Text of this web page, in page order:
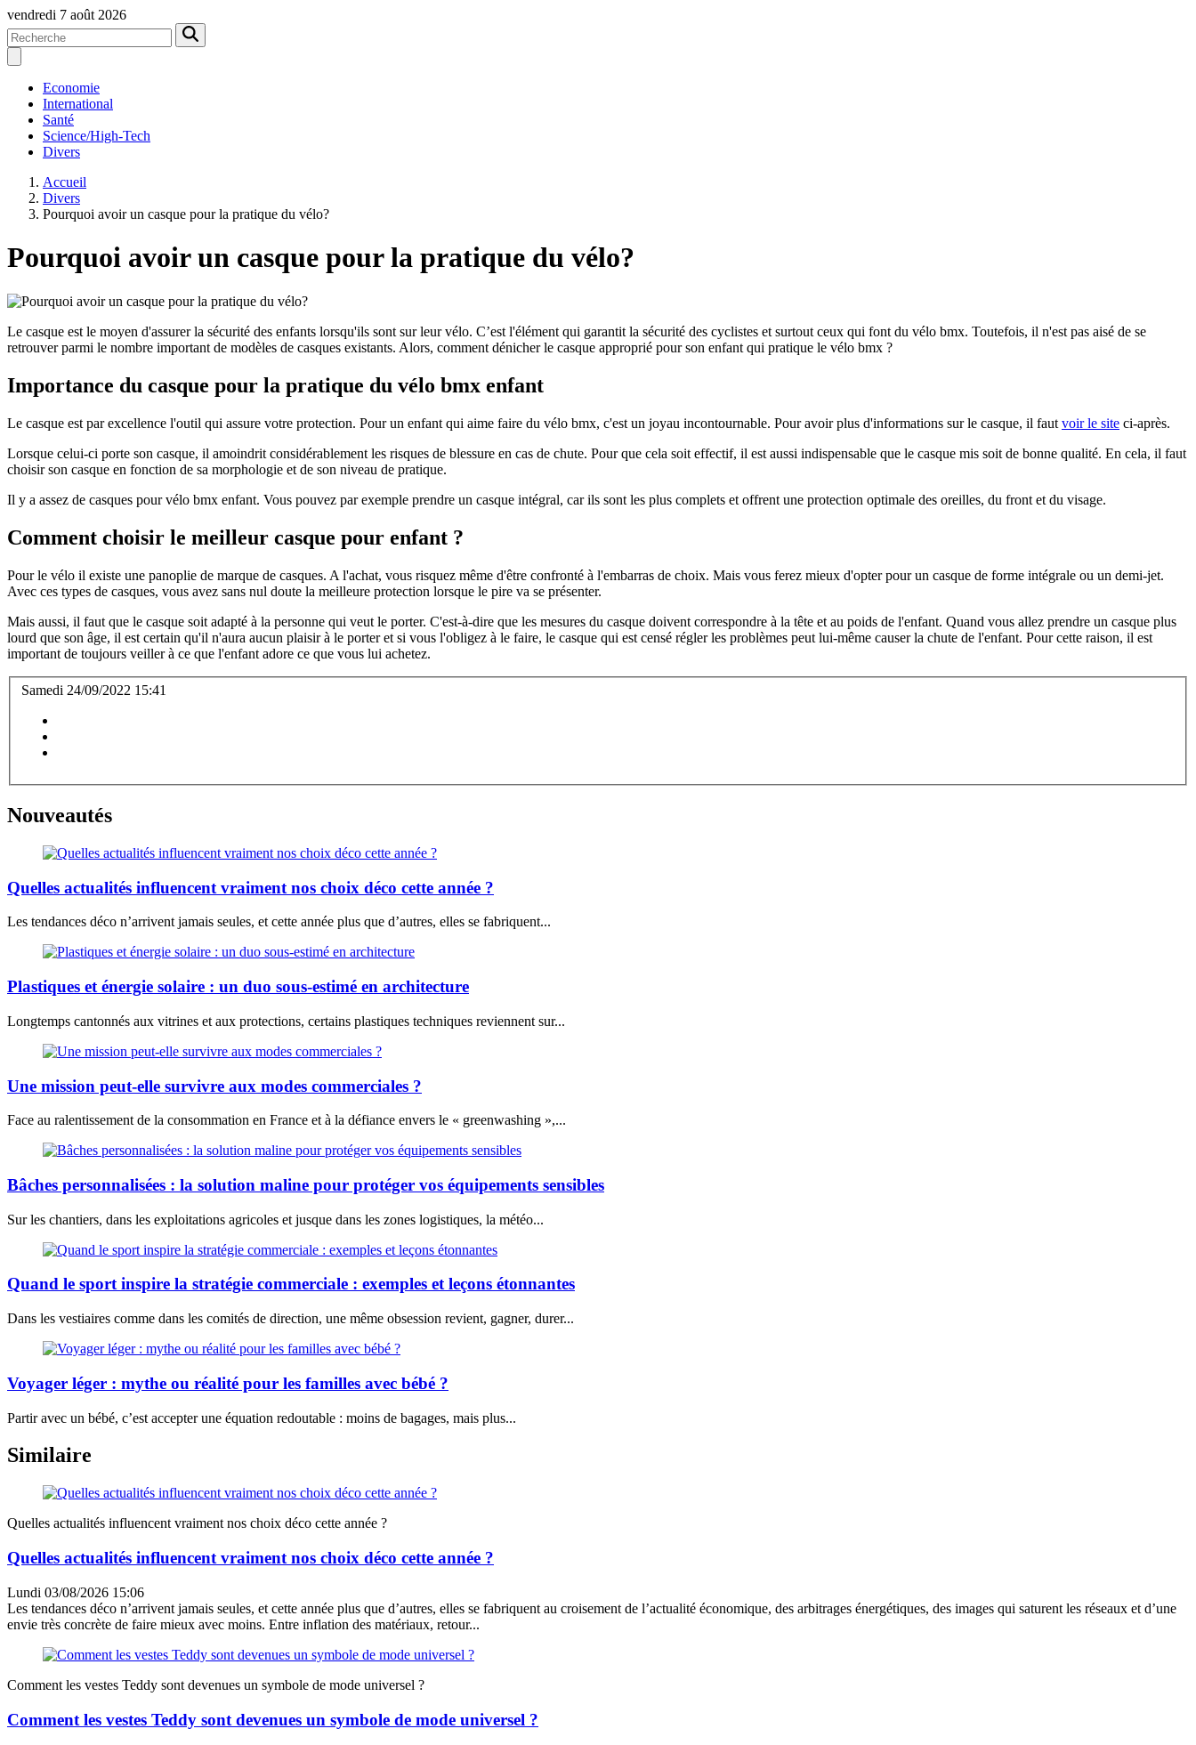
vendredi 7 août 2026
Economie
International
Santé
Science/High-Tech
Divers
Accueil
Divers
Pourquoi avoir un casque pour la pratique du vélo?
Pourquoi avoir un casque pour la pratique du vélo?
Le casque est le moyen d'assurer la sécurité des enfants lorsqu'ils sont sur leur vélo. C’est l'élément qui garantit la sécurité des cyclistes et surtout ceux qui font du vélo bmx. Toutefois, il n'est pas aisé de se
retrouver parmi le nombre important de modèles de casques existants. Alors, comment dénicher le casque approprié pour son enfant qui pratique le vélo bmx ?
Importance du casque pour la pratique du vélo bmx enfant
Le casque est par excellence l'outil qui assure votre protection. Pour un enfant qui aime faire du vélo bmx, c'est un joyau incontournable. Pour avoir plus d'informations sur le casque, il faut voir le site ci-après.
Lorsque celui-ci porte son casque, il amoindrit considérablement les risques de blessure en cas de chute. Pour que cela soit effectif, il est aussi indispensable que le casque mis soit de bonne qualité. En cela, il faut
choisir son casque en fonction de sa morphologie et de son niveau de pratique.
Il y a assez de casques pour vélo bmx enfant. Vous pouvez par exemple prendre un casque intégral, car ils sont les plus complets et offrent une protection optimale des oreilles, du front et du visage.
Comment choisir le meilleur casque pour enfant ?
Pour le vélo il existe une panoplie de marque de casques. A l'achat, vous risquez même d'être confronté à l'embarras de choix. Mais vous ferez mieux d'opter pour un casque de forme intégrale ou un demi-jet.
Avec ces types de casques, vous avez sans nul doute la meilleure protection lorsque le pire va se présenter.
Mais aussi, il faut que le casque soit adapté à la personne qui veut le porter. C'est-à-dire que les mesures du casque doivent correspondre à la tête et au poids de l'enfant. Quand vous allez prendre un casque plus
lourd que son âge, il est certain qu'il n'aura aucun plaisir à le porter et si vous l'obligez à le faire, le casque qui est censé régler les problèmes peut lui-même causer la chute de l'enfant. Pour cette raison, il est
important de toujours veiller à ce que l'enfant adore ce que vous lui achetez.
Samedi 24/09/2022 15:41
Nouveautés
Quelles actualités influencent vraiment nos choix déco cette année ?
Les tendances déco n’arrivent jamais seules, et cette année plus que d’autres, elles se fabriquent...
Plastiques et énergie solaire : un duo sous-estimé en architecture
Longtemps cantonnés aux vitrines et aux protections, certains plastiques techniques reviennent sur...
Une mission peut-elle survivre aux modes commerciales ?
Face au ralentissement de la consommation en France et à la défiance envers le « greenwashing »,...
Bâches personnalisées : la solution maline pour protéger vos équipements sensibles
Sur les chantiers, dans les exploitations agricoles et jusque dans les zones logistiques, la météo...
Quand le sport inspire la stratégie commerciale : exemples et leçons étonnantes
Dans les vestiaires comme dans les comités de direction, une même obsession revient, gagner, durer...
Voyager léger : mythe ou réalité pour les familles avec bébé ?
Partir avec un bébé, c’est accepter une équation redoutable : moins de bagages, mais plus...
Similaire
Quelles actualités influencent vraiment nos choix déco cette année ?
Quelles actualités influencent vraiment nos choix déco cette année ?
Lundi 03/08/2026 15:06
Les tendances déco n’arrivent jamais seules, et cette année plus que d’autres, elles se fabriquent au croisement de l’actualité économique, des arbitrages énergétiques, des images qui saturent les réseaux et d’une
envie très concrète de faire mieux avec moins. Entre inflation des matériaux, retour...
Comment les vestes Teddy sont devenues un symbole de mode universel ?
Comment les vestes Teddy sont devenues un symbole de mode universel ?